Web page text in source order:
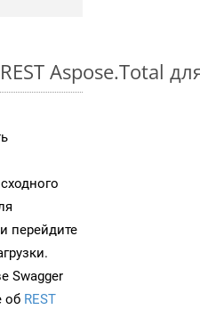
Aspose.Total
перейдите
Swagger
об REST